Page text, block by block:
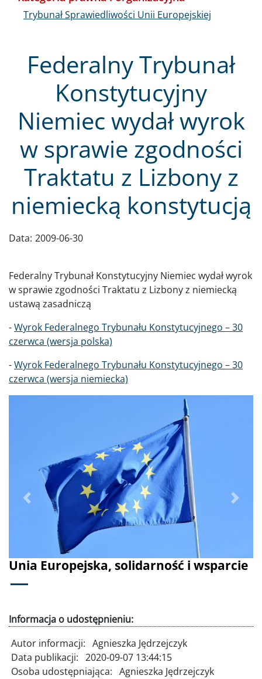
Federalny Trybunał
Konstytucyjny
Niemiec wydał wyrok
w sprawie zgodności
Traktatu z Lizbony z
niemiecką konstytucją
Data: 2009-06-30
Federalny Trybunał Konstytucyjny Niemiec wydał wyrok
w sprawie zgodności Traktatu z Lizbony z niemiecką
ustawą zasadniczą
-Wyrok Federalnego Trybunału Konstytucyjnego – 30
czerwca (wersja polska)
-Wyrok Federalnego Trybunału Konstytucyjnego – 30
czerwca (wersja niemiecka)
Unia Europejska, solidarność i wsparcie
Poprzednie Dalej
Informacja o udostępnieniu:
Autor informacji: Agnieszka Jędrzejczyk
Data publikacji: 2020-09-07 13:44:15
Osoba udostępniająca: Agnieszka Jędrzejczyk
Trybunał Sprawiedliwości Unii Europejskiej